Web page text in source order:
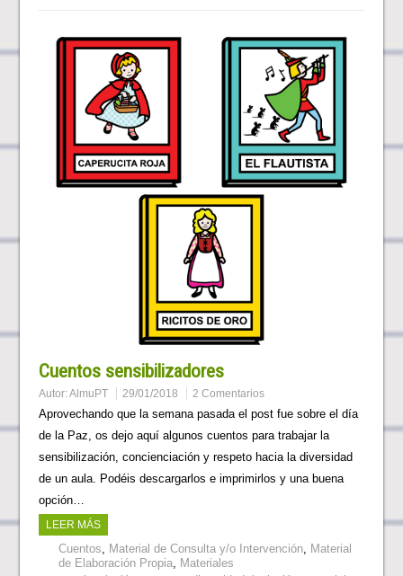
Cuentos sensibilizadores
Autor:AlmuPT 29/01/2018 2 Comentarios
Aprovechando que la semana pasada el post fue sobre el día
de la Paz, os dejo aquí algunos cuentos para trabajar la
sensibilización, concienciación y respeto hacia la diversidad
de un aula. Podéis descargarlos e imprimirlos y una buena
opción…
LEER MÁS
Cuentos Material de Consulta y/o Intervención,
Material
de Elaboración Propia,
Materiales